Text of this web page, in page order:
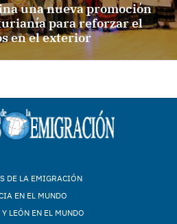
una nueva promoción
para reforzar el
en el exterior
DE LA EMIGRACIÓN
EN EL MUNDO
LEÓN EN EL MUNDO